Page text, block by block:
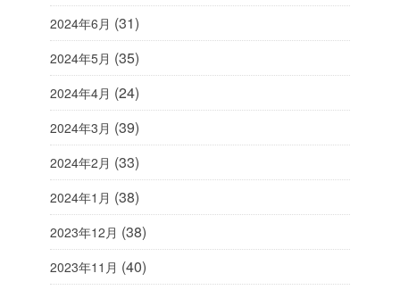
2024年6月 (31)
2024年5月 (35)
2024年4月 (24)
2024年3月 (39)
2024年2月 (33)
2024年1月 (38)
2023年12月 (38)
2023年11月 (40)